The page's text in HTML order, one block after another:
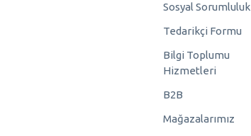
Sosyal Sorumluluk
Tedarikçi Formu
Bilgi Toplumu
Hizmetleri
B2B
Mağazalarımız